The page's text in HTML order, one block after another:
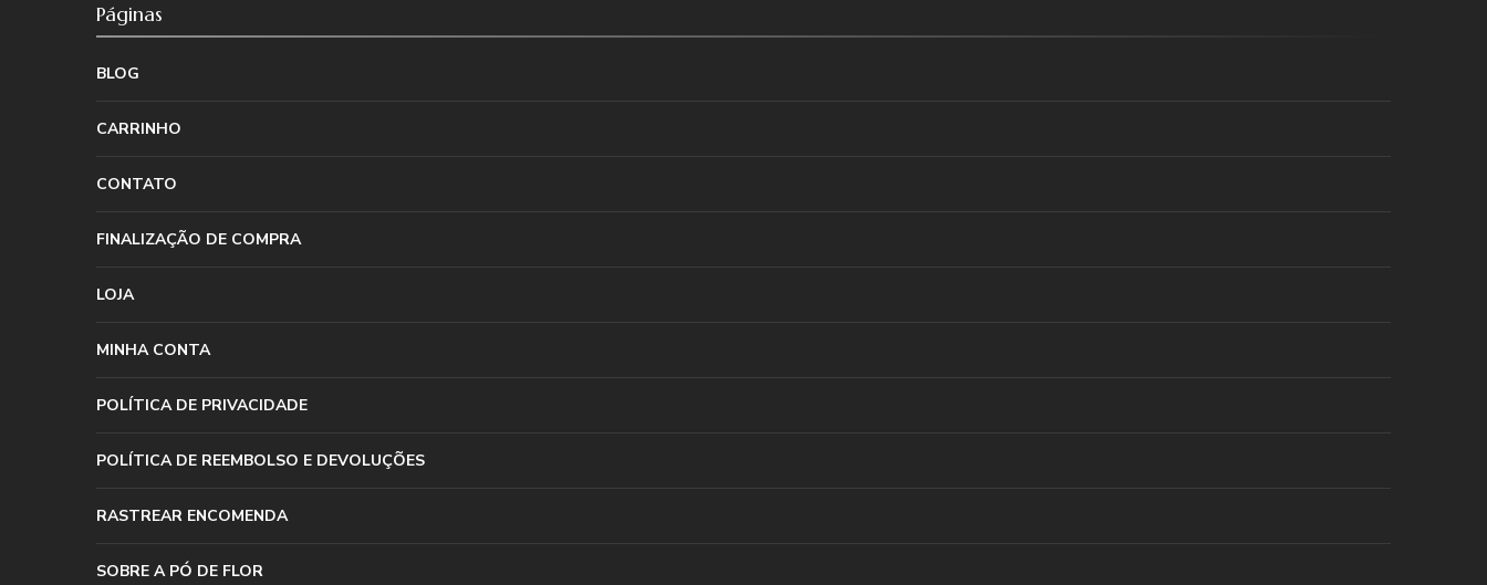
Páginas
BLOG
CARRINHO
CONTATO
FINALIZAÇÃO DE COMPRA
LOJA
MINHA CONTA
POLÍTICA DE PRIVACIDADE
POLÍTICA DE REEMBOLSO E DEVOLUÇÕES
RASTREAR ENCOMENDA
SOBRE A PÓ DE FLOR